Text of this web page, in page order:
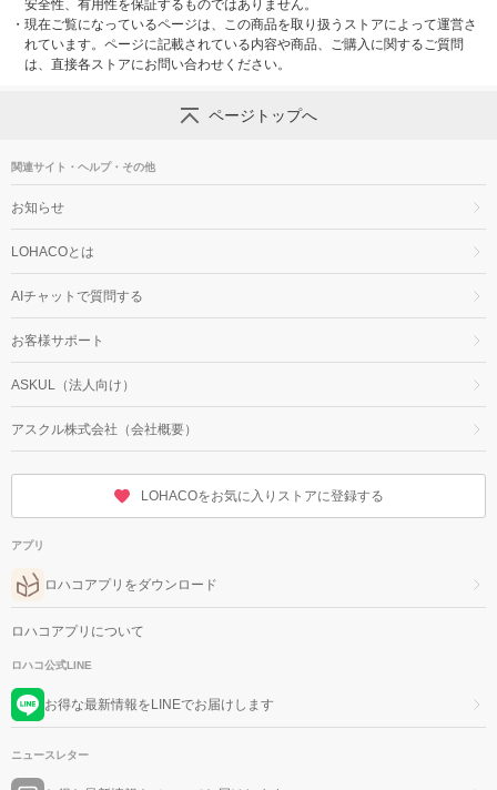
安全性、有用性を保証するものではありません。
・ 現在ご覧になっているページは、この商品を取り扱うストアによって運営さ
れています。ページに記載されている内容や商品、ご購入に関するご質問
は、直接各ストアにお問い合わせください。
ページトップへ
関連サイト・ヘルプ・その他
お知らせ
LOHACOとは
AIチャットで質問する
お客様サポート
ASKUL（法人向け）
アスクル株式会社（会社概要）
LOHACOをお気に入りストアに登録する
アプリ
ロハコアプリをダウンロード
ロハコアプリについて
ロハコ公式LINE
お得な最新情報をLINEでお届けします
ニュースレター